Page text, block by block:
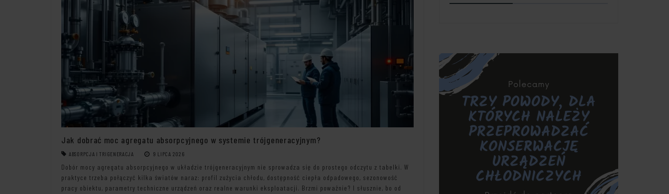
Jak dobrać moc agregatu absorpcyjnego w systemie trójgeneracyjnym?
ABSORPCJA I TRIGENERACJA 9 LIPCA 2026
Dobór mocy agregatu absorpcyjnego w układzie trójgeneracyjnym nie sprowadza się do prostego odczytu z tabelki. W
praktyce trzeba połączyć kilka światów naraz: profil zużycia chłodu, dostępność ciepła odpadowego, sezonowość
pracy obiektu, parametry techniczne urządzeń oraz realne warunki eksploatacji. Brzmi poważnie? I słusznie, bo od